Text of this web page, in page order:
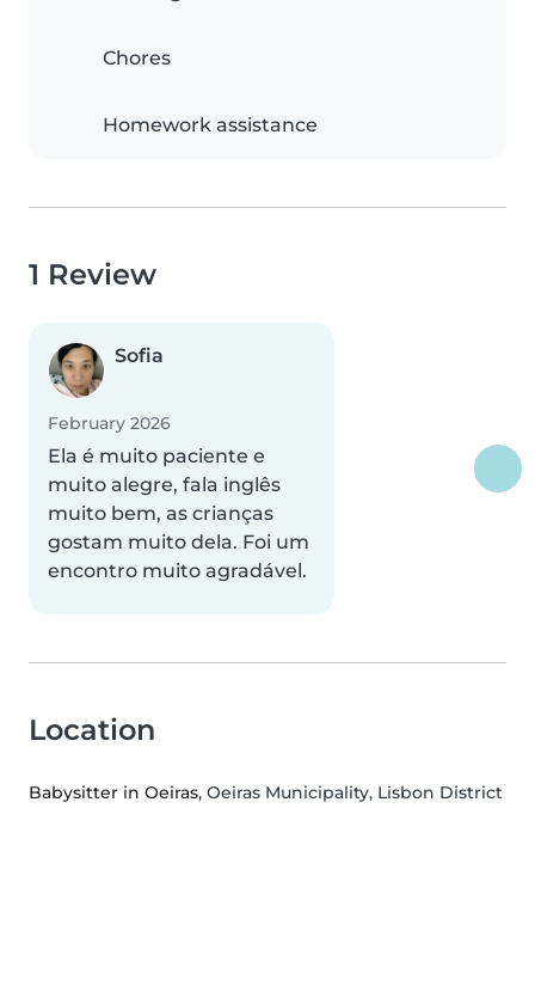
Chores
Homework assistance
1 Review
Sofia
February 2026
Ela é muito paciente e
muito alegre, fala inglês
muito bem, as crianças
gostam muito dela. Foi um
encontro muito agradável.
Location
Babysitter in Oeiras, Oeiras Municipality, Lisbon District